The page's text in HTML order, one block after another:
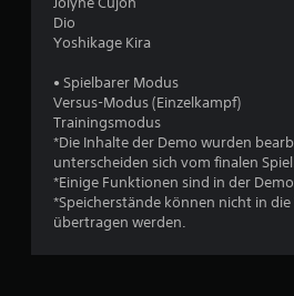
Dio
Yoshikage Kira
• Spielbarer Modus
Versus-Modus (Einzelkampf)
Trainingsmodus
*Die Inhalte der Demo wurden
unterscheiden sich vom finalen
*Einige Funktionen sind in der
*Speicherstände können nicht in die
übertragen werden.